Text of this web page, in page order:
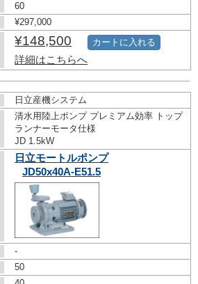
60
¥297,000
¥148,500
詳細はこちらへ
カートに入れる
日立産機システム
清水用陸上ポンプ プレミアム効率 トップ
ランナーモータ仕様
JD 1.5kW
日立モートルポンプ
JD50x40A-E51.5
-
50